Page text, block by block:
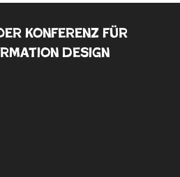
Konferenz für
Design